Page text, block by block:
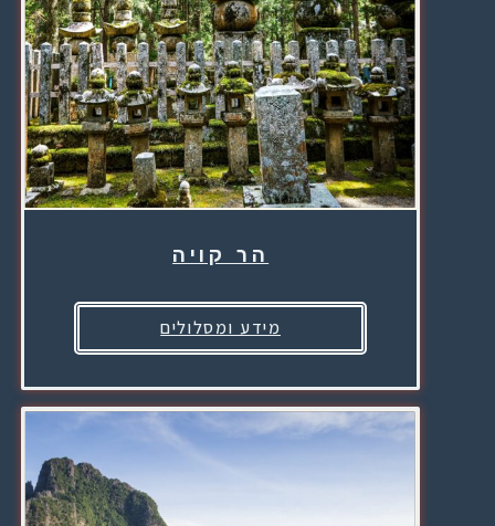
הר קויה
מידע ומסלולים